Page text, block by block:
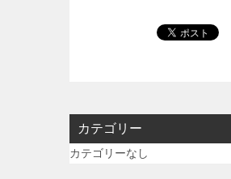
カテゴリー
カテゴリーなし